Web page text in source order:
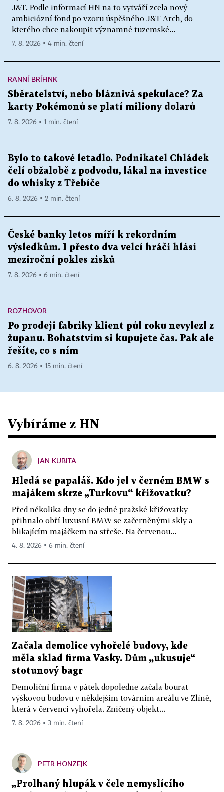
J&T. Podle informací HN na to vytváří zcela nový
ambiciózní fond po vzoru úspěšného J&T Arch, do
kterého chce nakoupit významné tuzemské...
7. 8. 2026 ▪ 4 min. čtení
RANNÍ BRÍFINK
Sběratelství, nebo bláznivá spekulace? Za
karty Pokémonů se platí miliony dolarů
7. 8. 2026 ▪ 1 min. čtení
Bylo to takové letadlo. Podnikatel Chládek
čelí obžalobě z podvodu, lákal na investice
do whisky z Třebíče
6. 8. 2026 ▪ 2 min. čtení
České banky letos míří k rekordním
výsledkům. I přesto dva velcí hráči hlásí
meziroční pokles zisků
7. 8. 2026 ▪ 6 min. čtení
ROZHOVOR
Po prodeji fabriky klient půl roku nevylezl z
županu. Bohatstvím si kupujete čas. Pak ale
řešíte, co s ním
6. 8. 2026 ▪ 15 min. čtení
Vybíráme z HN
JAN KUBITA
Hledá se papaláš. Kdo jel v černém BMW s
majákem skrze „Turkovu“ křižovatku?
Před několika dny se do jedné pražské křižovatky
přihnalo obří luxusní BMW se začerněnými skly a
blikajícím majáčkem na střeše. Na červenou...
4. 8. 2026 ▪ 6 min. čtení
Začala demolice vyhořelé budovy, kde
měla sklad firma Vasky. Dům „ukusuje“
stotunový bagr
Demoliční firma v pátek dopoledne začala bourat
výškovou budovu v někdejším továrním areálu ve Zlíně,
která v červenci vyhořela. Zničený objekt...
7. 8. 2026 ▪ 3 min. čtení
PETR HONZEJK
„Prolhaný hlupák v čele nemyslícího